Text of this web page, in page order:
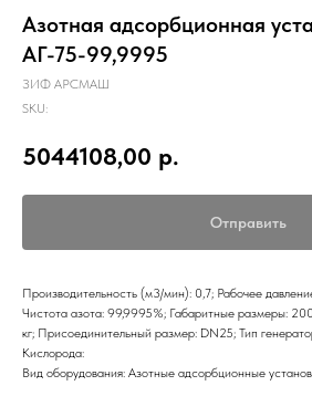
Азотная адсорбционная
АГ-75-99,9995
ЗИФ АРСМАШ
SKU:
5044108,00 р.
Отправить
Производительность (м3/мин): 0,7; Рабочее
Чистота азота: 99,9995%; Габаритные размеры:
кг; Присоединительный размер: DN25; Тип
Кислорода:
Вид оборудования: Азотные адсорбционные